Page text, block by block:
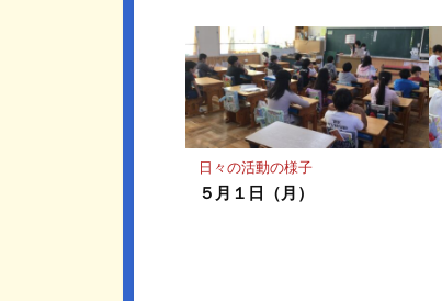
日々の活動の様子
５月１日（月）